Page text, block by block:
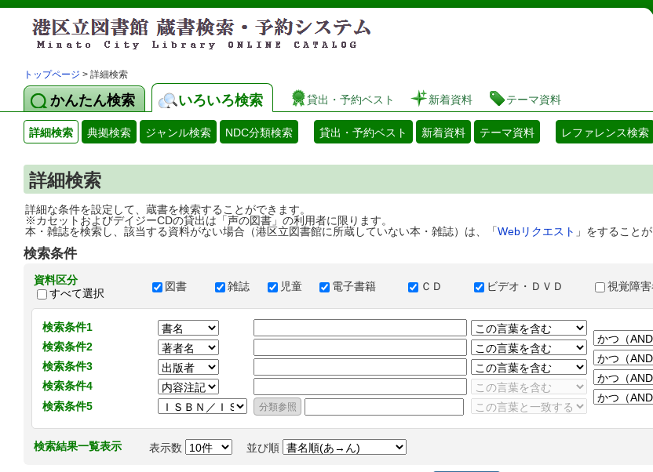
港区立図書館 蔵書検索・予約システム
トップページ > 詳細検索
かんたん検索 いろいろ検索 貸出・予約ベスト 新着資料 テーマ資料
詳細検索 典拠検索 ジャンル検索 NDC分類検索 貸出・予約ベスト 新着資料 テーマ資料 レファレンス検索
詳細検索
詳細な条件を設定して、蔵書を検索することができます。
※カセットおよびデイジーCDの貸出は「声の図書」の利用者に限ります。
本・雑誌を検索し、該当する資料がない場合（港区立図書館に所蔵していない本・雑誌）は、「Webリクエスト 」をすること
検索条件
資料区分
すべて選択
図書 雑誌 児童 電子書籍 ＣＤ ビデオ・ＤＶＤ 視覚障
検索条件1
検索条件2
検索条件3
検索条件4
検索条件5
検索結果一覧表示 表示数 並び順